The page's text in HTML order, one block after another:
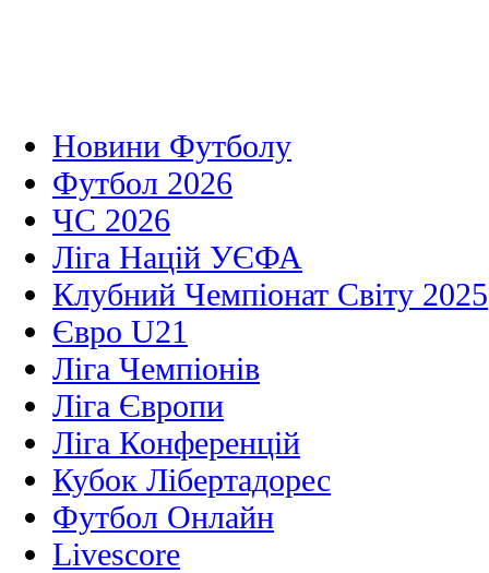
Новини Футболу
Футбол 2026
ЧС 2026
Ліга Націй УЄФА
Клубний Чемпіонат Світу 2025
Євро U21
Ліга Чемпіонів
Ліга Європи
Ліга Конференцій
Кубок Лібертадорес
Футбол Онлайн
Livescore